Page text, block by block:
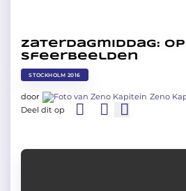
Zaterdagmiddag: Op
Sfeerbeelden
STOCKHOLM 2016
door
Zeno
Deel dit op